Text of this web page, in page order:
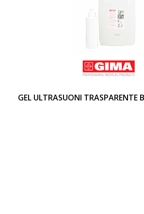
GEL ULTRASUONI TRASPARENTE